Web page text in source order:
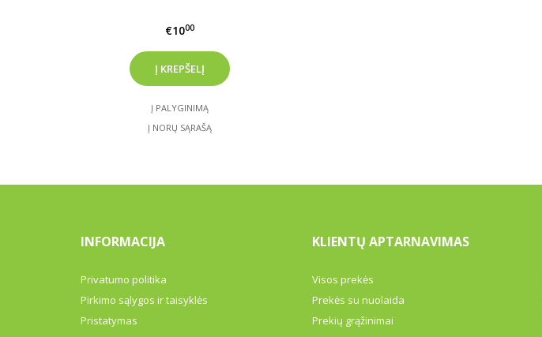
€1000
Į PALYGINIMĄ
Į NORŲ SĄRAŠĄ
INFORMACIJA
Privatumo politika
Pirkimo sąlygos ir taisyklės
Pristatymas
KLIENTŲ APTARNAVIMAS
Visos prekės
Prekės su nuolaida
Prekių grąžinimai